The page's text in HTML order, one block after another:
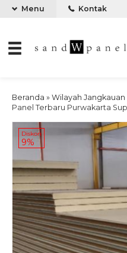
Menu Kontak
Beranda » Wilayah Jangkauan
Panel Terbaru Purwakarta
Diskon
9%